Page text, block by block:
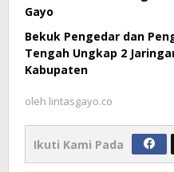
Gayo
Bekuk Pengedar dan
Tengah Ungkap 2
Kabupaten
oleh lintasgayo.co
Ikuti Kami Pada